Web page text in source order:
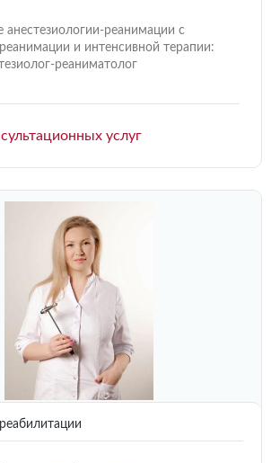
анестезиологии-реанимации с
и интенсивной терапии:
реаниматолог
услуг